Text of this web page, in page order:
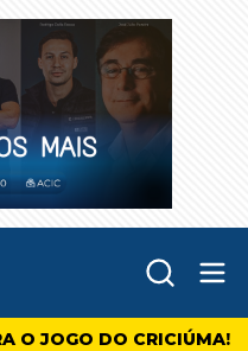
O JOGO DO CRICIÚMA!